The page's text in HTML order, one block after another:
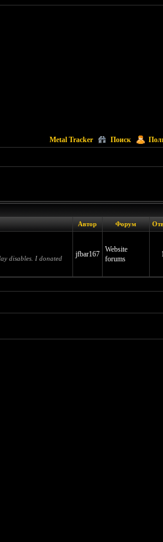
Metal Tracker Поиск
Автор Форум
disables. I donated
jfbar167
Website
forums